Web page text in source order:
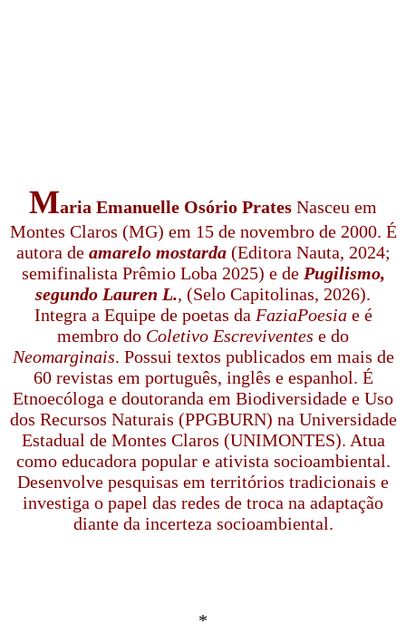
Maria Emanuelle Osório Prates Nasceu em
Montes Claros (MG) em 15 de novembro de 2000. É
autora de amarelo mostarda(Editora Nauta, 2024;
semifinalista Prêmio Loba 2025) e de Pugilismo,
segundo Lauren L., (Selo Capitolinas, 2026).
Integra a Equipe de poetas da FaziaPoesiae é
membro do Coletivo Escreviventes e do
Neomarginais. Possui textos publicados em mais de
60 revistas em português, inglês e espanhol. É
Etnoecóloga e doutoranda em Biodiversidade e Uso
dos Recursos Naturais (PPGBURN) na Universidade
Estadual de Montes Claros (UNIMONTES). Atua
como educadora popular e ativista socioambiental.
Desenvolve pesquisas em territórios tradicionais e
investiga o papel das redes de troca na adaptação
diante da incerteza socioambiental.
*